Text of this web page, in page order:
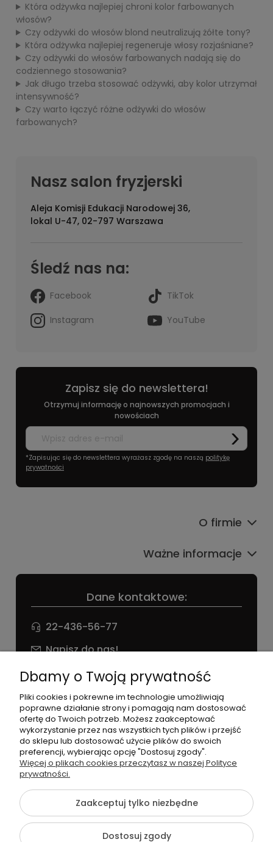
Która odżywka najlepiej chroni kolor farbowanych
włosów?
Czy odżywki do włosów blond neutralizują żółte tony?
Która odżywka najlepiej regeneruje włosy rozjaśniane?
Czy odżywki do włosów farbowanych nadają się do
codziennego stosowania?
Jak długo trzeba stosować odżywki, aby kolor utrzymał
intensywność?
Czy warto łączyć różne odżywki do włosów
farbowanych?
Nasz salon fryzjerski
Aleja Komisji Edukacji Narodowej 36,
lokal U-47, 02-797 Warszawa
Śledź nas na:
Facebook
TikTok
Instagram
YouTube
Zapisz się do newslettera!
Otrzymuj informację o najnowszych promocjach i
nowościach
*Zapisując się do newslettera wyrażasz zgodę na naszą politykę
prywatności
Dane kontaktowe:
22-436-56-77
Napisz do nas!
NIP: 826 186 42 29
O firmie
Ważne informacje
©2026 Wszelkie Prawa Zastrzeżone | agneess sklep
internetowy
Szablon Flex byEcommercy
Dbamy o Twoją prywatność
Pliki cookies i pokrewne im technologie umożliwiają
poprawne działanie strony i pomagają nam dostosować
ofertę do Twoich potrzeb. Możesz zaakceptować
wykorzystanie przez nas wszystkich tych plików i przejść
do sklepu lub dostosować użycie plików do swoich
preferencji, wybierając opcję "Dostosuj zgody".
Więcej o plikach cookies przeczytasz w naszej Polityce
prywatności.
Zaakceptuj tylko niezbędne
Dostosuj zgody